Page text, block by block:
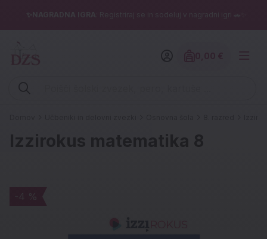
✨NAGRADNA IGRA : Registriraj se in sodeluj v nagradni igri 🚗✨
Vpišite iskalni niz (šolski zvezek, pero, kartuše ...)
Izzirokus matematika 8
-4 %